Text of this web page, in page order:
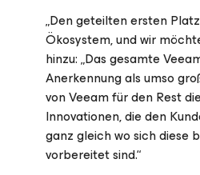
„Den geteilten ersten
Ökosystem, und wir
hinzu: „Das gesamte
Anerkennung als umso
von Veeam für den Rest
Innovationen, die den
ganz gleich wo sich diese
vorbereitet sind.“